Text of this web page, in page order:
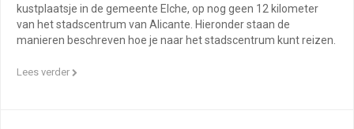
kustplaatsje in de gemeente Elche, op nog geen 12 kilometer
van het stadscentrum van Alicante. Hieronder staan de
manieren beschreven hoe je naar het stadscentrum kunt reizen.
Lees verder